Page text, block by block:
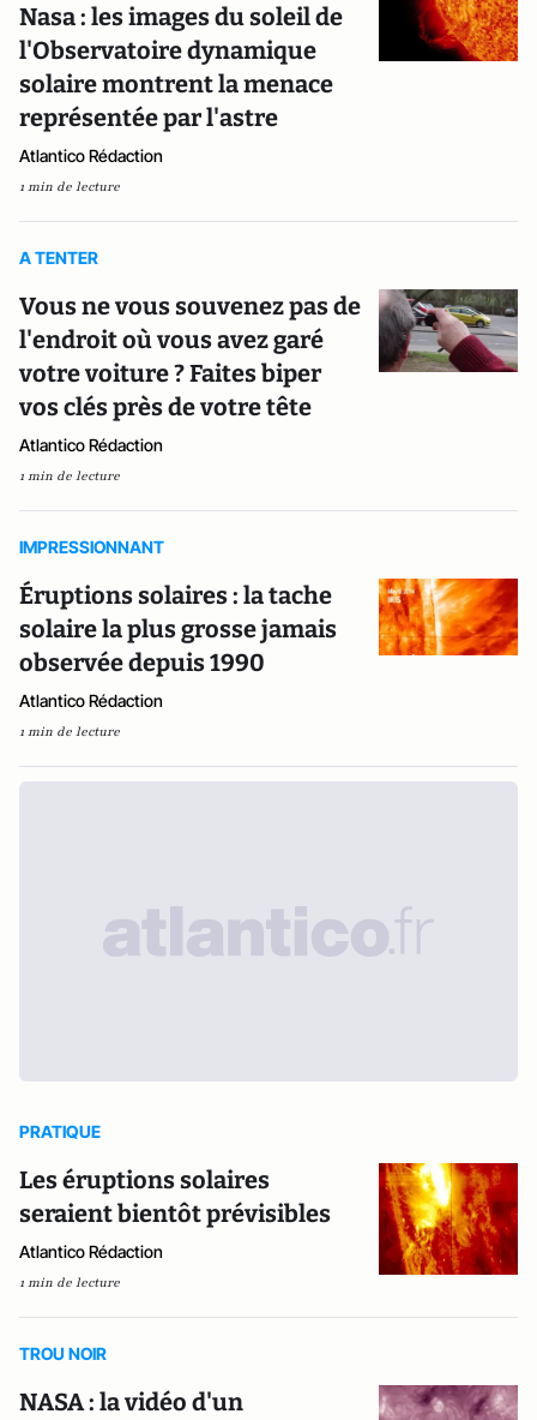
Nasa : les images du soleil de
l'Observatoire dynamique
solaire montrent la menace
représentée par l'astre
Atlantico Rédaction
1 min de lecture
A TENTER
Vous ne vous souvenez pas de
l'endroit où vous avez garé
votre voiture ? Faites biper
vos clés près de votre tête
Atlantico Rédaction
1 min de lecture
IMPRESSIONNANT
Éruptions solaires : la tache
solaire la plus grosse jamais
observée depuis 1990
Atlantico Rédaction
1 min de lecture
PRATIQUE
Les éruptions solaires
seraient bientôt prévisibles
Atlantico Rédaction
1 min de lecture
TROU NOIR
NASA : la vidéo d'un